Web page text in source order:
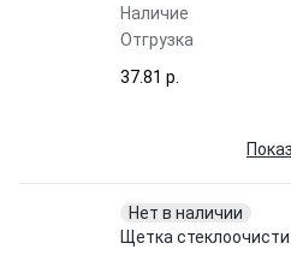
Наличие
Отгрузка
37.81 p.
Нет в наличии
Щетка